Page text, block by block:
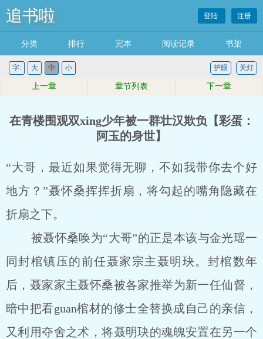
追书啦 登陆 注册
分类 排行 完本 阅读记录 书架
字: 大 中 小 关灯
护眼
上一章 章节列表 下一章
在青楼围观双xing少年被一群壮汉欺负【彩蛋：
阿玉的身世】
“大哥，最近如果觉得无聊，不如我带你去个好
地方？”聂怀桑挥挥折扇，将勾起的嘴角隐藏在
折扇之下。
被聂怀桑唤为“大哥”的正是本该与金光瑶一
同封棺镇压的前任聂家宗主聂明玦。封棺数年
后，聂家家主聂怀桑被各家推举为新一任仙督，
暗中把看guan棺材的修士全替换成自己的亲信，
又利用夺舍之术，将聂明玦的魂魄安置在另一个